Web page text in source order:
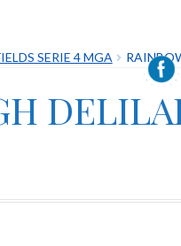
SERIE 4 MGA